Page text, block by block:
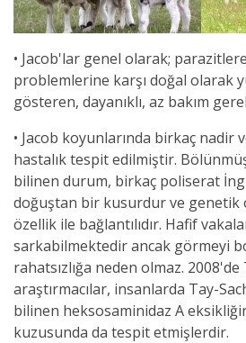
• Jacob'lar genel olarak;
problemlerine karşı doğal olarak
gösteren, dayanıklı, az bakım
• Jacob koyunlarında birkaç nadir
hastalık tespit edilmiştir.
bilinen durum, birkaç poliserat
doğuştan bir kusurdur ve genetik
özellik ile bağlantılıdır. Hafif
sarkabilmektedir ancak görmeyi
rahatsızlığa neden olmaz.
araştırmacılar, insanlarda Tay-
bilinen heksosaminidaz A
kuzusunda da tespit etmişlerdir.